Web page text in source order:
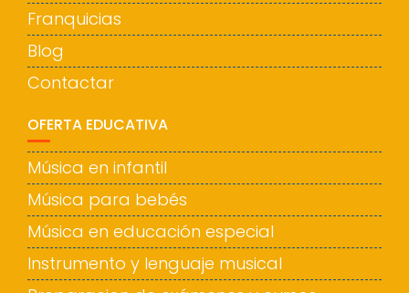
Franquicias
Blog
Contactar
OFERTA EDUCATIVA
Música en infantil
Música para bebés
Música en educación especial
Instrumento y lenguaje musical